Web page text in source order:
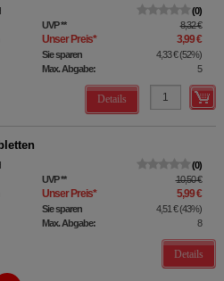
0
UVP** 8,32 €
Unser Preis* 3,99 €
Sie sparen 4,33 €(52%)
Max. Abgabe:
5
Details
0
UVP** 10,50 €
Unser Preis* 5,99 €
Sie sparen 4,51 €(43%)
Max. Abgabe:
8
Details